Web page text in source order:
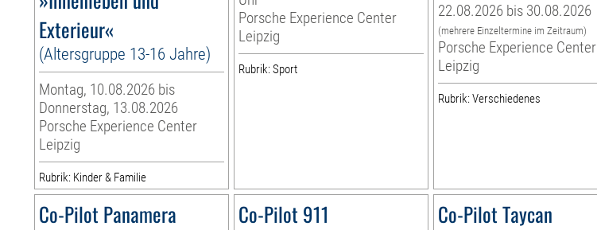
Exterieur«
(Altersgruppe 13-16 Jahre)
Montag, 10.08.2026 bis
Donnerstag, 13.08.2026
Porsche Experience Center
Leipzig
Rubrik: Kinder & Familie
Porsche Experience Center
Leipzig
Rubrik: Sport
22.08.2026 bis 30.08.2026
(mehrere Einzeltermine im Zeitraum)
Porsche Experience Center
Leipzig
Rubrik: Verschiedenes
Co-Pilot Panamera Co-Pilot 911 Co-Pilot Taycan